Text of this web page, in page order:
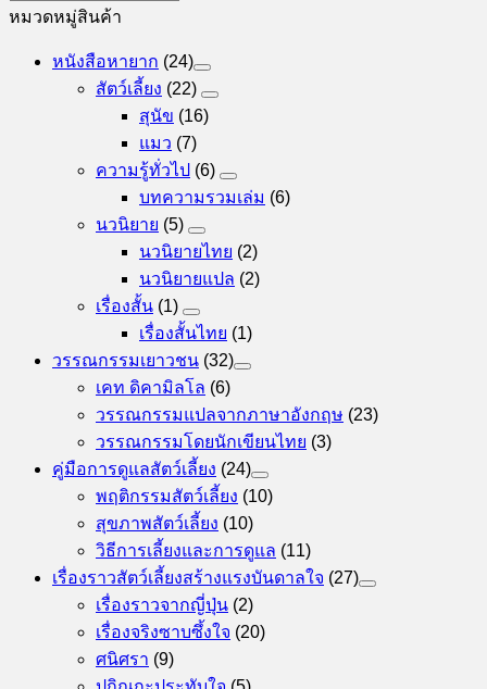
หมวดหมู่สินค้า
หนังสือหายาก (24)
สัตว์เลี้ยง (22)
สุนัข (16)
แมว (7)
ความรู้ทั่วไป (6)
บทความรวมเล่ม (6)
นวนิยาย (5)
นวนิยายไทย (2)
นวนิยายแปล (2)
เรื่องสั้น (1)
เรื่องสั้นไทย (1)
วรรณกรรมเยาวชน (32)
เคท ดิคามิลโล (6)
วรรณกรรมแปลจากภาษาอังกฤษ (23)
วรรณกรรมโดยนักเขียนไทย (3)
คู่มือการดูแลสัตว์เลี้ยง (24)
พฤติกรรมสัตว์เลี้ยง (10)
สุขภาพสัตว์เลี้ยง (10)
วิธีการเลี้ยงและการดูแล (11)
เรื่องราวสัตว์เลี้ยงสร้างแรงบันดาลใจ (27)
เรื่องราวจากญี่ปุ่น (2)
เรื่องจริงซาบซึ้งใจ (20)
ศนิศรา (9)